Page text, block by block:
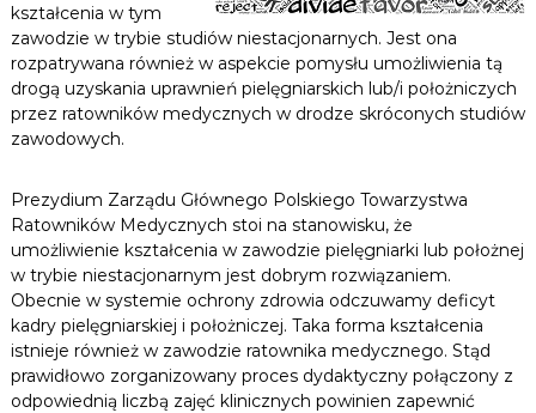
kształcenia w tym
zawodzie w trybie studiów niestacjonarnych. Jest ona
rozpatrywana również w aspekcie pomysłu umożliwienia tą
drogą uzyskania uprawnień pielęgniarskich lub/i położniczych
przez ratowników medycznych w drodze skróconych studiów
zawodowych.
Prezydium Zarządu Głównego Polskiego Towarzystwa
Ratowników Medycznych stoi na stanowisku, że
umożliwienie kształcenia w zawodzie pielęgniarki lub położnej
w trybie niestacjonarnym jest dobrym rozwiązaniem.
Obecnie w systemie ochrony zdrowia odczuwamy deficyt
kadry pielęgniarskiej i położniczej. Taka forma kształcenia
istnieje również w zawodzie ratownika medycznego. Stąd
prawidłowo zorganizowany proces dydaktyczny połączony z
odpowiednią liczbą zajęć klinicznych powinien zapewnić